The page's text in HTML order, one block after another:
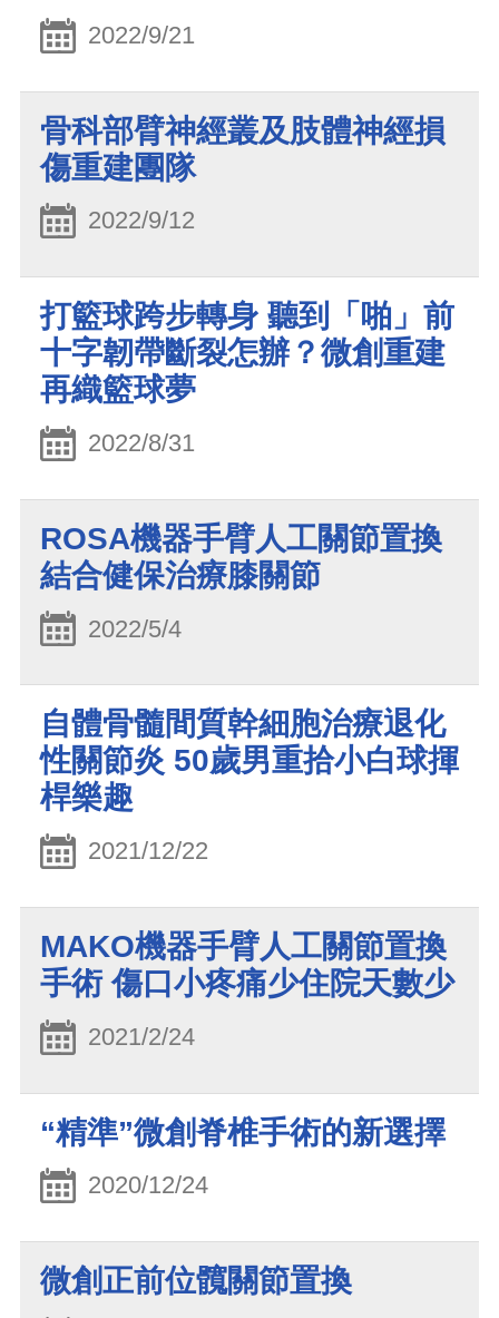
2022/9/21
骨科部臂神經叢及肢體神經損
傷重建團隊
2022/9/12
打籃球跨步轉身 聽到「啪」前
十字韌帶斷裂怎辦？微創重建
再織籃球夢
2022/8/31
ROSA機器手臂人工關節置換
結合健保治療膝關節
2022/5/4
自體骨髓間質幹細胞治療退化
性關節炎 50歲男重拾小白球揮
桿樂趣
2021/12/22
MAKO機器手臂人工關節置換
手術 傷口小疼痛少住院天數少
2021/2/24
“精準”微創脊椎手術的新選擇
2020/12/24
微創正前位髖關節置換